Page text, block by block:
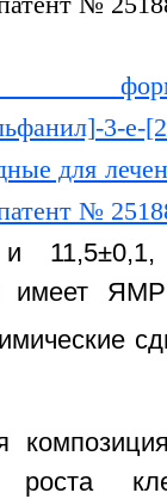
имеет
роста